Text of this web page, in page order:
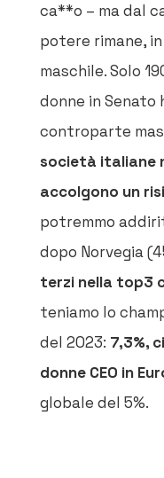
ca**o – ma dal
potere rimane,
maschile. Solo
donne in Senato
controparte
società italiane
accolgono un
potremmo
dopo Norvegia
terzi nella top3
teniamo lo
del 2023: 7,3%,
donne CEO in
globale del 5%.